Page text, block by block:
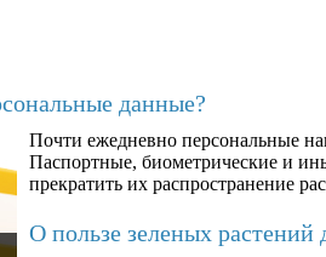
данные?
Почти ежедневно персональные
Паспортные, биометрические и
прекратить их распространение
О пользе зеленых растений